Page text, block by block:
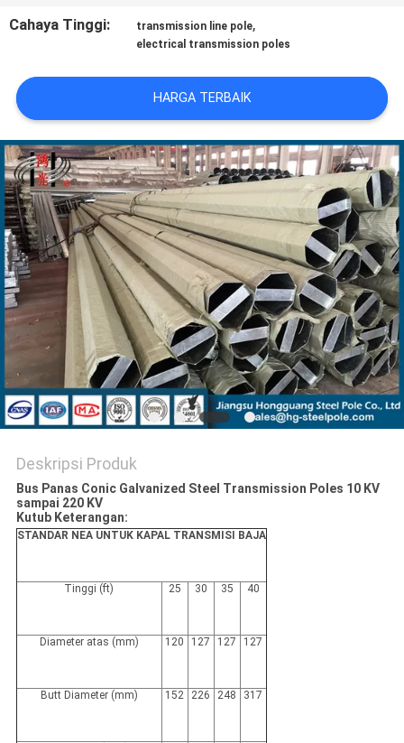
BERITA
PERMINTAAN
PENAWARAN
SITEMAP
KEBIJAKAN
PRIBADI
Cahaya Tinggi:
transmission line pole,
electrical transmission poles
HARGA TERBAIK
Deskripsi Produk
Bus Panas Conic Galvanized Steel Transmission Poles 10 KV
sampai 220 KV
Kutub Keterangan:
STANDAR NEA UNTUK KAPAL TRANSMISI BAJA
Tinggi (ft) 25 30 35 40
Diameter atas (mm) 120 127 127 127
Butt Diameter (mm) 152 226 248 317